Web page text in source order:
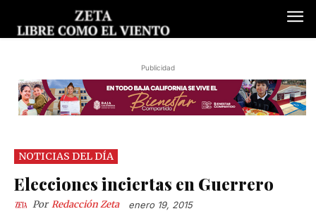
Publicidad
NOTICIAS DEL DÍA
Elecciones inciertas en Guerrero
Por Redacción Zeta enero 19, 2015